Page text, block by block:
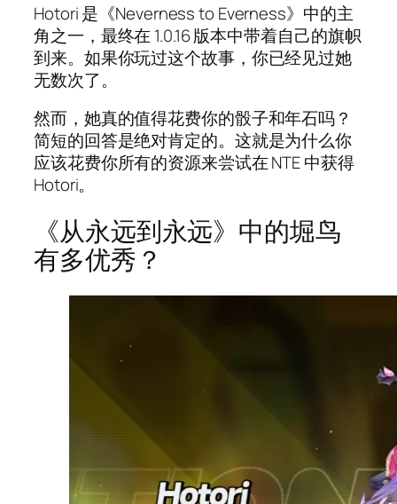
Hotori 是《Neverness to Everness》中的主
角之一，最终在 1.0.16 版本中带着自己的旗帜
到来。如果你玩过这个故事，你已经见过她
无数次了。
然而，她真的值得花费你的骰子和年石吗？
简短的回答是绝对肯定的。这就是为什么你
应该花费你所有的资源来尝试在 NTE 中获得
Hotori。
《从永远到永远》中的堀鸟
有多优秀？